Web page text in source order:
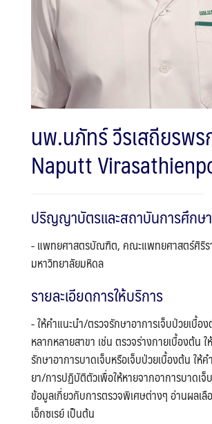
Search
for:
Search
นพ.นภัทร์ วีรเสถียรพ
Naputt
ปริญญาบัตรและสถาบันการศึกษา
- แพทยศาสตรบัณฑิต, คณะแพทยศาสตร์ศิริ
มหาวิทยาลัยมหิดล
รายละเอียดการให้บริการ
- ให้คำแนะนำ/ตรวจรักษาอาการเจ็บป่วยเบื้
หลากหลายสาขา เช่น ตรวจร่างกายเบื้องต้น
รักษาอาการบาดเจ็บหรือเจ็บป่วยเบื้องต้น ให้ค
ยา/การปฏิบัติตัวเพื่อให้หายจากอาการบาดเจ็
ข้อมูลเกี่ยวกับการตรวจพิเศษต่างๆ อ่านผลเ
เอ็กซเรย์ เป็นต้น